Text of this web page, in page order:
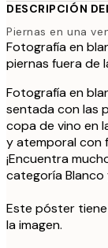
DESCRIPCIÓN
Piernas en una
Fotografía en
piernas fuera de
Fotografía en
sentada con las
copa de vino en
y atemporal con
¡Encuentra
categoría Blanco
Este póster
la imagen.